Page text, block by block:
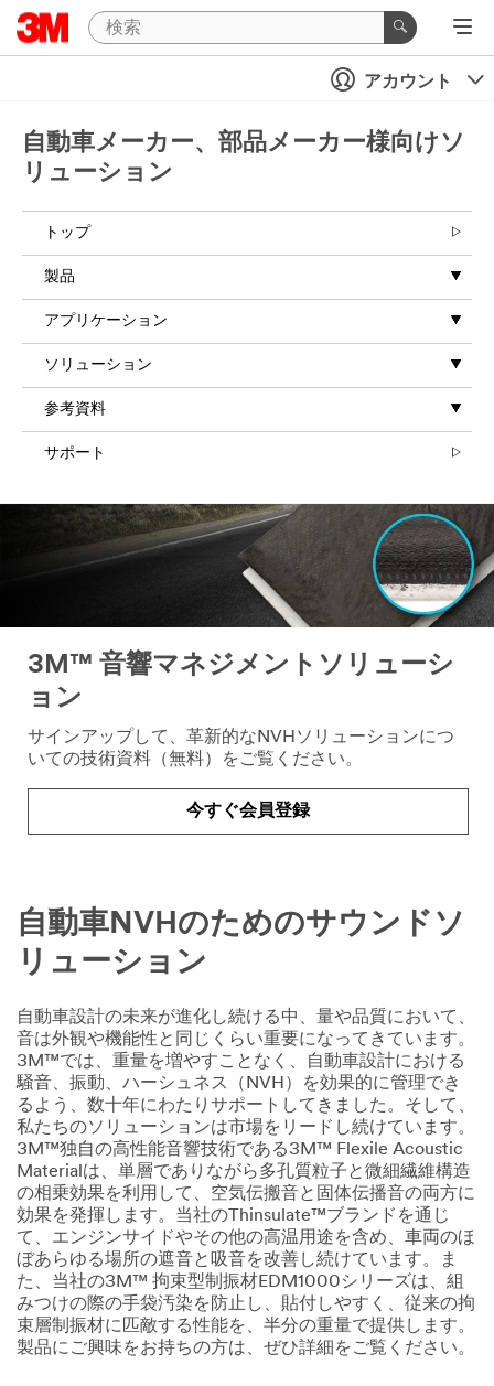
アカウント
自動車メーカー、部品メーカー様向けソ
リューション
トップ
製品
アプリケーション
ソリューション
参考資料
サポート
3M™ 音響マネジメントソリューシ
ョン
サインアップして、革新的なNVHソリューションにつ
いての技術資料（無料）をご覧ください。
今すぐ会員登録
自動車NVHのためのサウンドソ
リューション
自動車設計の未来が進化し続ける中、量や品質において、
音は外観や機能性と同じくらい重要になってきています。
3M™では、重量を増やすことなく、自動車設計における
騒音、振動、ハーシュネス（NVH）を効果的に管理でき
るよう、数十年にわたりサポートしてきました。そして、
私たちのソリューションは市場をリードし続けています。
3M™独自の高性能音響技術である3M™ Flexile Acoustic
Materialは、単層でありながら多孔質粒子と微細繊維構造
の相乗効果を利用して、空気伝搬音と固体伝播音の両方に
効果を発揮します。当社のThinsulate™ブランドを通じ
て、エンジンサイドやその他の高温用途を含め、車両のほ
ぼあらゆる場所の遮音と吸音を改善し続けています。ま
た、当社の3M™ 拘束型制振材EDM1000シリーズは、組
みつけの際の手袋汚染を防止し、貼付しやすく、従来の拘
束層制振材に匹敵する性能を、半分の重量で提供します。
製品にご興味をお持ちの方は、ぜひ詳細をご覧ください。